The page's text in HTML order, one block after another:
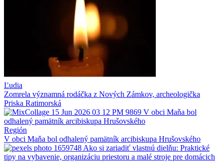
Ľudia
Zomrela významná rodáčka z Nových Zámkov, archeologička
Priska Ratimorská
Región
V obci Maňa bol odhalený pamätník arcibiskupa Hrušovského